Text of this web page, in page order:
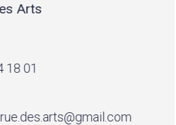
Arts
18 01